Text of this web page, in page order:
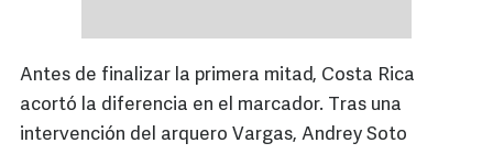
Antes de finalizar la primera mitad, Costa Rica
acortó la diferencia en el marcador. Tras una
intervención del arquero Vargas, Andrey Soto